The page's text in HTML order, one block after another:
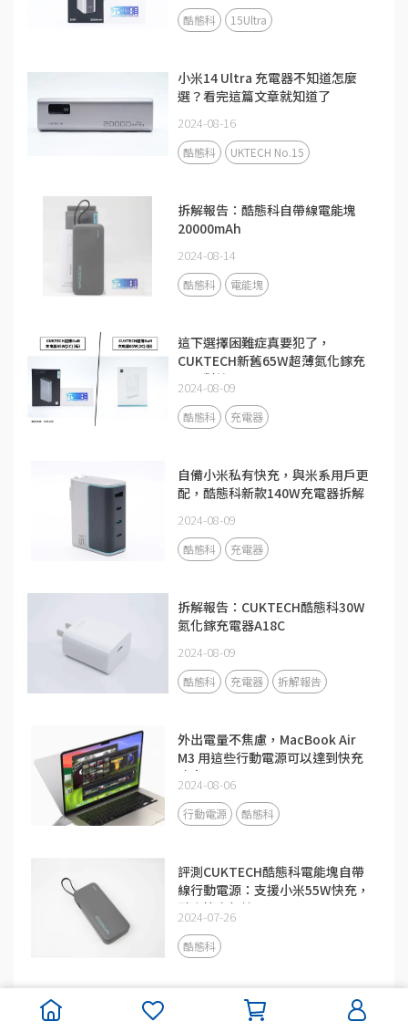
酷態科 15Ultra
小米14 Ultra 充電器不知道怎麼
選？看完這篇文章就知道了
2024-08-16
酷態科 UKTECH No.15
拆解報告：酷態科自帶線電能塊
20000mAh
2024-08-14
酷態科 電能塊
這下選擇困難症真要犯了，
CUKTECH新舊65W超薄氮化鎵充
電器對比
2024-08-09
酷態科 充電器
自備小米私有快充，與米系用戶更
配，酷態科新款140W充電器拆解
2024-08-09
酷態科 充電器
拆解報告：CUKTECH酷態科30W
氮化鎵充電器A18C
2024-08-09
酷態科 充電器 拆解報告
外出電量不焦慮，MacBook Air
M3 用這些行動電源可以達到快充
功率
2024-08-06
行動電源 酷態科
評測CUKTECH酷態科電能塊自帶
線行動電源：支援小米55W快充，
融合快充加持
2024-07-26
酷態科
百瓦PPS、UFCS、小米快充全都
有，酷態科10號超閃充塊充電器米